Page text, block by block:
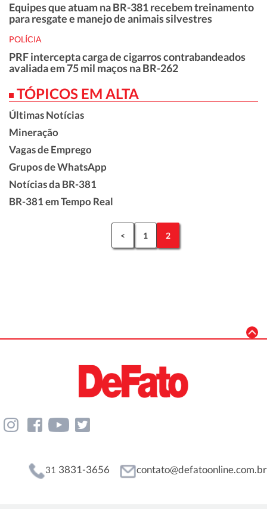
Equipes que atuam na BR-381 recebem treinamento
para resgate e manejo de animais silvestres
POLÍCIA
PRF intercepta carga de cigarros contrabandeados
avaliada em 75 mil maços na BR-262
TÓPICOS EM ALTA
Últimas Notícias
Mineração
Vagas de Emprego
Grupos de WhatsApp
Notícias da BR-381
BR-381 em Tempo Real
< 1 2
31 3831-3656 contato@defatoonline.com.br